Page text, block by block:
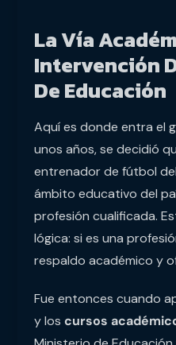
La Vía
Intervención
De Educación
Aquí es donde entra el
unos años, se decidió
entrenador de fútbol
ámbito educativo del
profesión cualificada.
lógica: si es una
respaldo académico y
Fue entonces cuando
y los cursos